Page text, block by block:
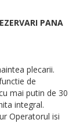
PANA
plecarii.
de
mai putin de 30
integral.
Operatorul isi